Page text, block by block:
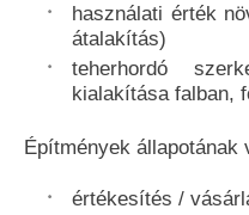
használati érték
átalakítás)
teherhordó
kialakítása falban,
Építmények állapotának
értékesítés /